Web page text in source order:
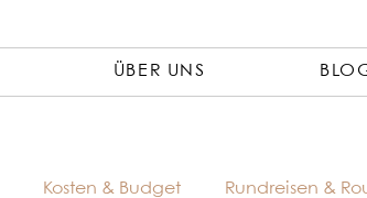
ÜBER UNS
Kosten & Budget Rundreisen &